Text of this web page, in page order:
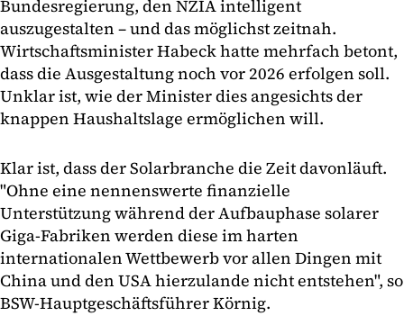
Bundesregierung, den NZIA intelligent
auszugestalten – und das möglichst zeitnah.
Wirtschaftsminister Habeck hatte mehrfach betont,
dass die Ausgestaltung noch vor 2026 erfolgen soll.
Unklar ist, wie der Minister dies angesichts der
knappen Haushaltslage ermöglichen will.
Klar ist, dass der Solarbranche die Zeit davonläuft.
"Ohne eine nennenswerte finanzielle
Unterstützung während der Aufbauphase solarer
Giga-Fabriken werden diese im harten
internationalen Wettbewerb vor allen Dingen mit
China und den USA hierzulande nicht entstehen", so
BSW-Hauptgeschäftsführer Körnig.